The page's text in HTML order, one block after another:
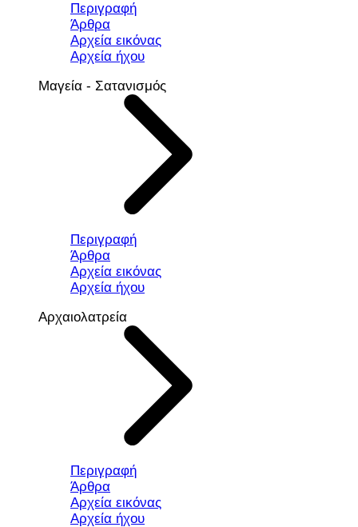
Περιγραφή
Άρθρα
Αρχεία εικόνας
Αρχεία ήχου
Μαγεία - Σατανισμός
Περιγραφή
Άρθρα
Αρχεία εικόνας
Αρχεία ήχου
Αρχαιολατρεία
Περιγραφή
Άρθρα
Αρχεία εικόνας
Αρχεία ήχου